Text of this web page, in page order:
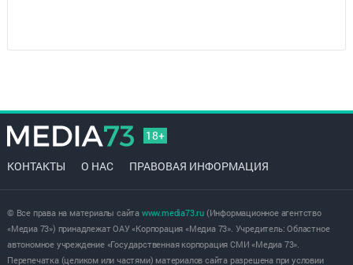
18+
КОНТАКТЫ О НАС ПРАВОВАЯ ИНФОРМАЦИЯ
© Все права на материалы сайта www.media73.ru(Информационное агентство
«Медиа 73») принадлежат ОАУ «Корпорация «Медиа 73». Учредитель: Областное
автономное учреждение «Государственная корпорация СМИ «Медиа 73».
Перепечатка (целиком или частями) материалов сайта разрешена при условии